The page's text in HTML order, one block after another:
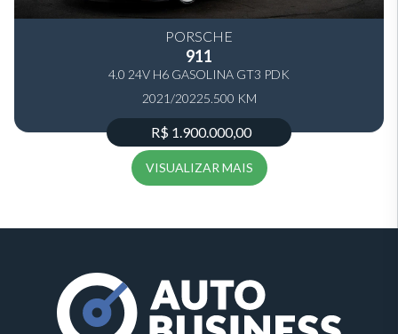
PORSCHE
911
4.0 24V H6 GASOLINA GT3 PDK
2021/20225.500 KM
R$ 1.900.000,00
VISUALIZAR MAIS